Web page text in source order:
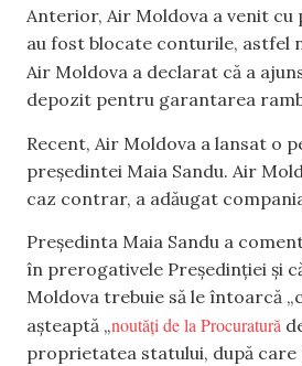
Anterior, Air Moldova a venit cu
au fost blocate conturile, astfel
Air Moldova a declarat că a
depozit pentru garantarea
Recent, Air Moldova a lansat o
președintei Maia Sandu. Air
caz contrar, a adăugat
Președinta Maia Sandu a
în prerogativele Președinției și
Moldova trebuie să le întoarcă
așteaptă „noutăți de la Procuratură
proprietatea statului, după care